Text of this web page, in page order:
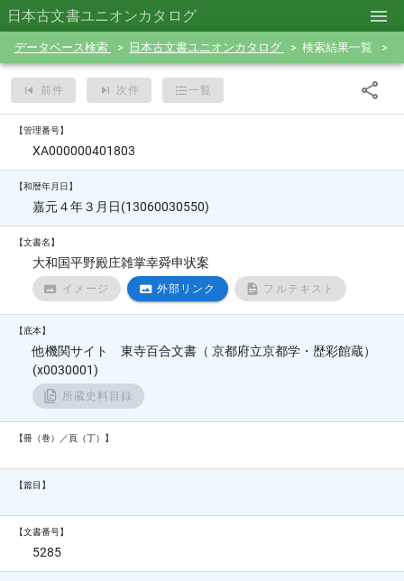
日本古文書ユニオンカタログ
データベース検索 日本古文書ユニオンカタログ 検索結果一覧
前件 次件 一覧
【管理番号】
XA000000401803
【和暦年月日】
嘉元４年３月日(13060030550)
【文書名】
大和国平野殿庄雑掌幸舜申状案
イメージ 外部リンク フルテキスト
【底本】
他機関サイト 東寺百合文書（ 京都府立京都学・歴彩館蔵）
(x0030001)
所蔵史料目録
【冊（巻）／頁（丁）】
【篇目】
【文書番号】
5285